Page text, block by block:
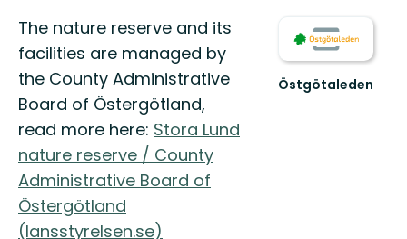
The nature reserve and its
facilities are managed by
the County Administrative
Board of Östergötland,
read more here: Stora Lund
nature reserve / County
Administrative Board of
Östergötland
(lansstyrelsen.se)
Östgötaleden